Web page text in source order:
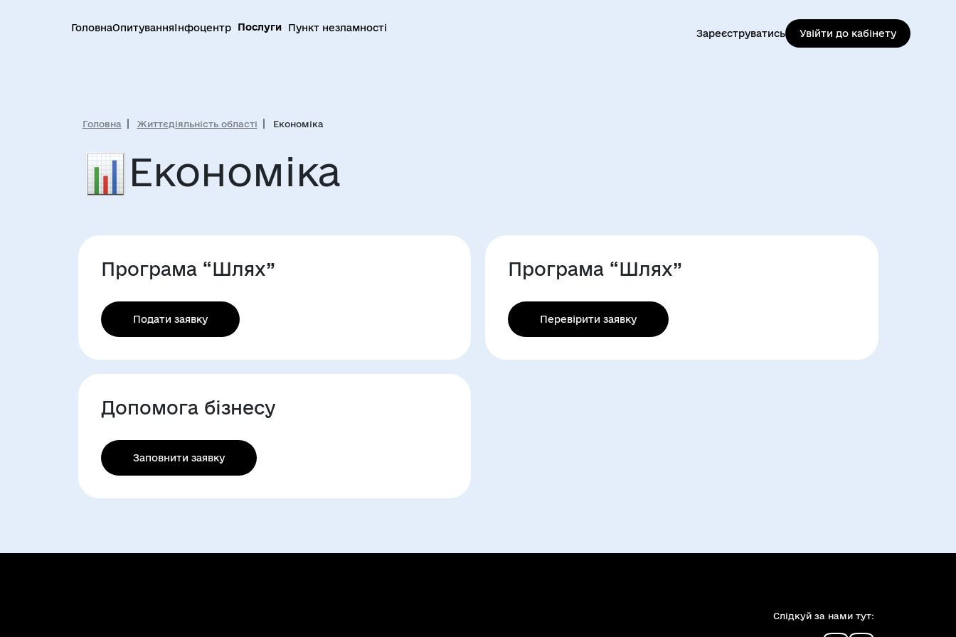
ГоловнаОпитуванняІнфоцентр Послуги Пункт незламності Зареєструватись Увійти до кабінету
Головна Життєдіяльність області Економіка
Економіка
Програма “Шлях”
Подати заявку
Програма “Шлях”
Перевірити заявку
Допомога бізнесу
Заповнити заявку
Слiдкуй за нами тут: